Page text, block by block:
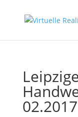
02.2017